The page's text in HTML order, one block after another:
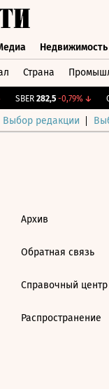
Недвижимость
Страна
SBER 282,5 -0,79%↓
Выбор редакции
Архив
Обратная связь
Справочный центр
Распространение